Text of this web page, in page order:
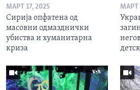
МАРТ 17, 2025
Сирија опфатена од
масовни одмазднички
убиства и хуманитарна
криза
МАРТ